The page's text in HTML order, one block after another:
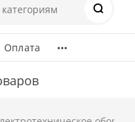
Оплата ...